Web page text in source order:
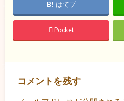
はてブ
Pocket
コメントを残す